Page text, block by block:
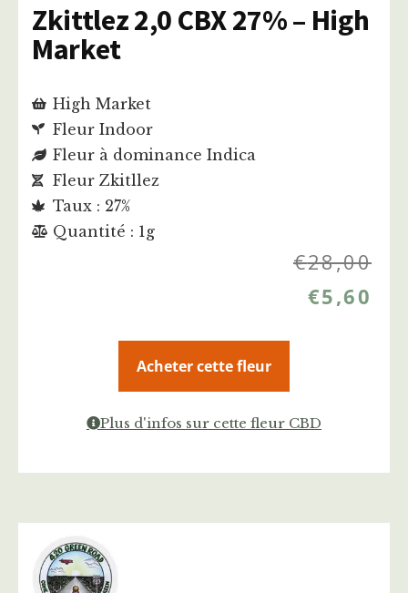
Zkittlez 2,0 CBX 27% – High
Market
High Market
Fleur Indoor
Fleur à dominance Indica
Fleur Zkitllez
Taux : 27%
Quantité : 1g
€28,00
€5,60
Acheter cette fleur
Plus d'infos sur cette fleur CBD